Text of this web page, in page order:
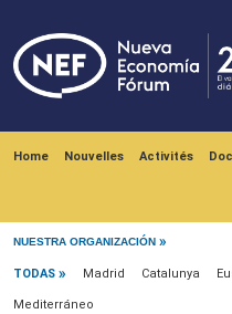
Home Nouvelles Activités
NUESTRA ORGANIZACIÓN
Menú noticias
TODAS Madrid Catalunya
Mediterráneo